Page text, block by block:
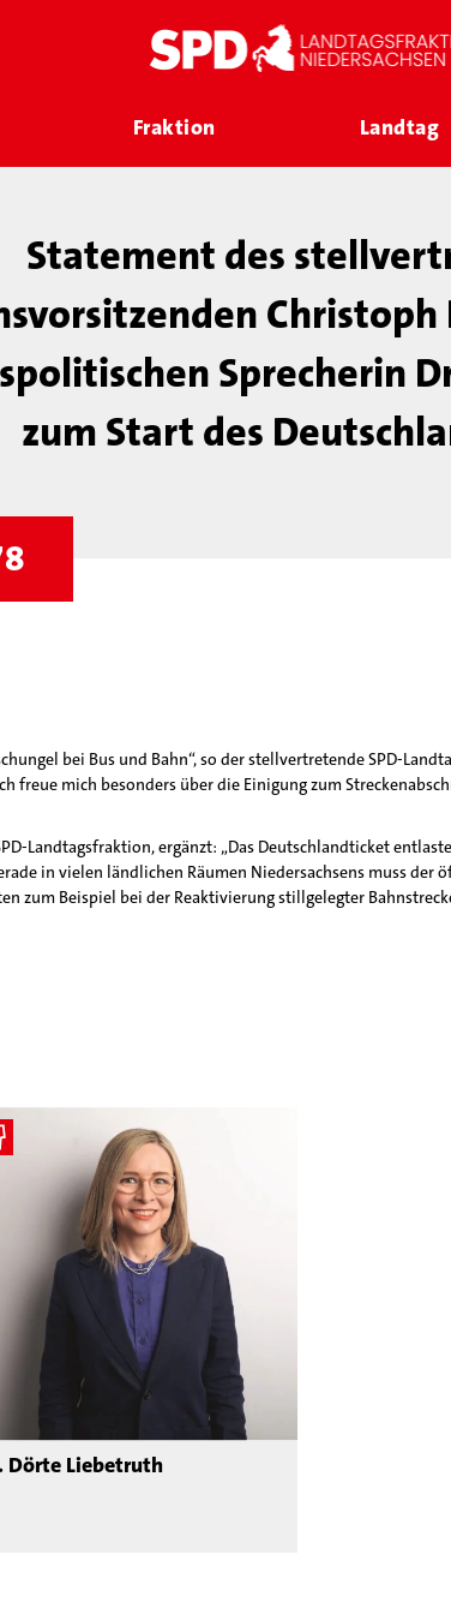
Fraktion Landtag
Statement des
Sprecherin
zum Start des
bei Bus und Bahn“, so der stellvertretende SPD-
freue mich besonders über die Einigung zum
Landtagsfraktion, ergänzt: „Das Deutschlandticket
in vielen ländlichen Räumen Niedersachsens muss
zum Beispiel bei der Reaktivierung stillgelegter
Dörte Liebetruth